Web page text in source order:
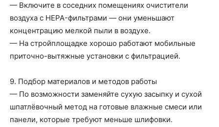
— Включите в соседних помещениях очистители
воздуха с HEPA-фильтрами — они уменьшают
концентрацию мелкой пыли в воздухе.
— На стройплощадке хорошо работают мобильные
приточно-вытяжные установки с фильтрацией.
9. Подбор материалов и методов работы
— По возможности заменяйте сухую засыпку и сухой
шпатлёвочный метод на готовые влажные смеси или
панели, которые требуют меньше шлифовки.